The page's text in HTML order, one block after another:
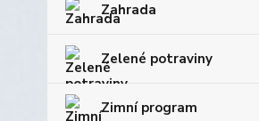
Zahrada
Zelené potraviny
Zimní program